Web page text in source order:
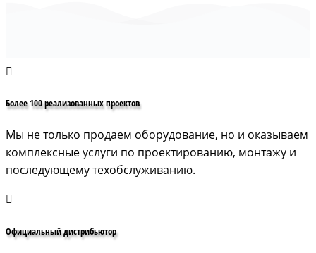
Более 100 реализованных проектов
Мы не только продаем оборудование, но и оказываем
комплексные услуги по проектированию, монтажу и
последующему техобслуживанию.
Официальный дистрибьютор